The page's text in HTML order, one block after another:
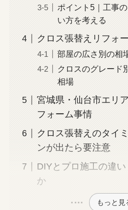
ポイント5｜工事
い方を考える
クロス張替えリフォ
部屋の広さ別の相
クロスのグレード
相場
宮城県・仙台市エリ
フォーム事情
クロス張替えのタイ
ンが出たら要注意
DIYとプロ施工の違
か
もっと見